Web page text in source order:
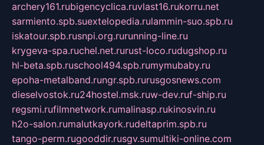
archery161.rubigencyclica.ruvlast16.rukorru.net
sarmiento.spb.suextelopedia.rulammin-suo.spb.ru
iskatour.spb.rusnpi.org.rurunning-line.ru
krygeva-spa.ruchel.net.rurust-loco.rudugshop.ru
hl-beta.spb.ruschool494.spb.rumymubaby.ru
epoha-metalband.rungr.spb.rurusgosnews.com
dieselvostok.ru24hostel.msk.ruw-dev.ruf-ship.ru
regsmi.rufilmnetwork.rumalinasp.rukinosvin.ru
h2o-salon.rumalutkayork.rudeltaprim.spb.ru
tango-perm.rugooddir.rusgv.sumultiki-online.com